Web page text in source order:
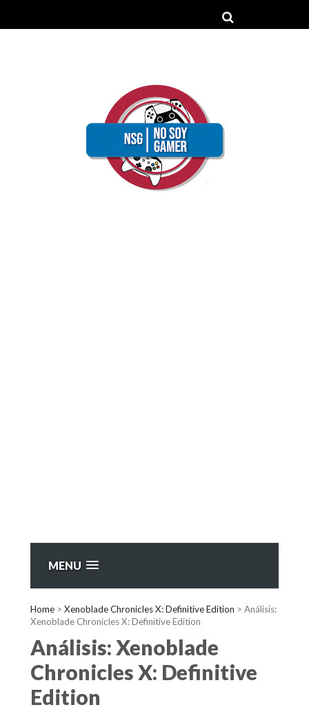
MENU
Home > Xenoblade Chronicles X: Definitive Edition > Análisis:
Xenoblade Chronicles X: Definitive Edition
Análisis: Xenoblade
Chronicles X: Definitive
Edition